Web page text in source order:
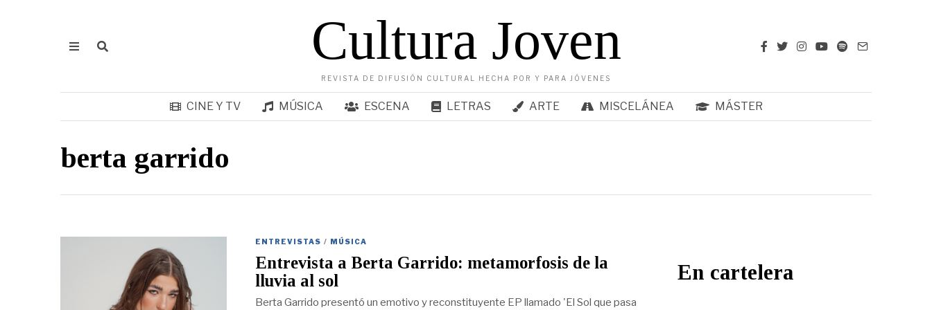
Cultura Joven
REVISTA DE DIFUSIÓN CULTURAL HECHA POR Y PARA JÓVENES
CINE Y TV MÚSICA ESCENA LETRAS ARTE MISCELÁNEA MÁSTER
berta garrido
ENTREVISTAS / MÚSICA
Entrevista a Berta Garrido: metamorfosis de la
lluvia al sol
Berta Garrido presentó un emotivo y reconstituyente EP llamado 'El Sol que pasa
En cartelera